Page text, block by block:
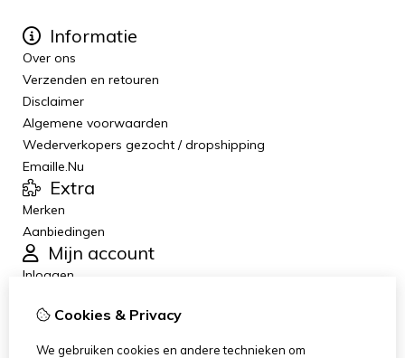
Informatie
Over ons
Verzenden en retouren
Disclaimer
Algemene voorwaarden
Wederverkopers gezocht / dropshipping
Emaille.Nu
Extra
Merken
Aanbiedingen
Mijn account
Inloggen
Verlanglijst
Cookies & Privacy
We gebruiken cookies en andere technieken om